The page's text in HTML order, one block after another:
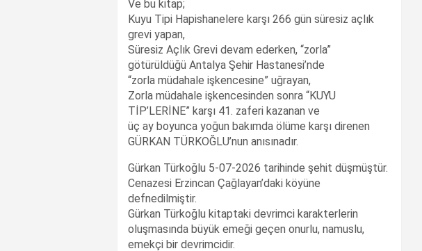
Ve bu kitap;
Kuyu Tipi Hapishanelere karşı 266 gün süresiz açlık
grevi yapan,
Süresiz Açlık Grevi devam ederken, “zorla”
götürüldüğü Antalya Şehir Hastanesi’nde
“zorla müdahale işkencesine” uğrayan,
Zorla müdahale işkencesinden sonra “KUYU
TİP’LERİNE” karşı 41. zaferi kazanan ve
üç ay boyunca yoğun bakımda ölüme karşı direnen
GÜRKAN TÜRKOĞLU’nun anısınadır.
Gürkan Türkoğlu 5-07-2026 tarihinde şehit düşmüştür.
Cenazesi Erzincan Çağlayan’daki köyüne
defnedilmiştir.
Gürkan Türkoğlu kitaptaki devrimci karakterlerin
oluşmasında büyük emeği geçen onurlu, namuslu,
emekçi bir devrimcidir.